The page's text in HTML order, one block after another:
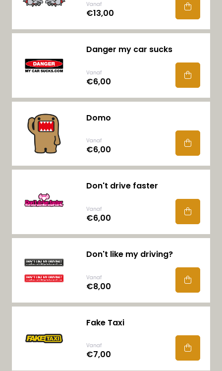
Vanaf
€13,00
Danger my car sucks
Vanaf
€6,00
Domo
Vanaf
€6,00
Don't drive faster
Vanaf
€6,00
Don't like my driving?
Vanaf
€8,00
Fake Taxi
Vanaf
€7,00